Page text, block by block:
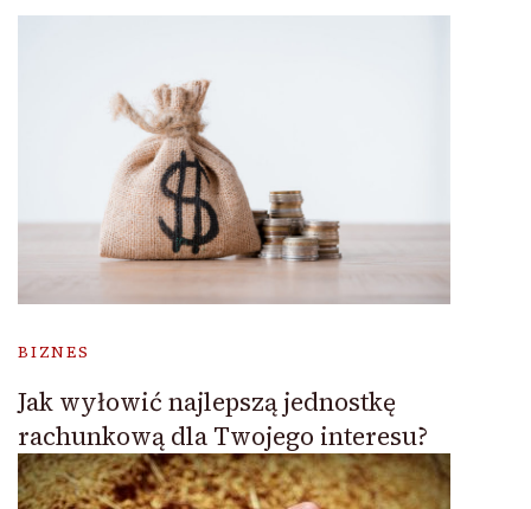
BIZNES
Jak wyłowić najlepszą jednostkę
rachunkową dla Twojego interesu?